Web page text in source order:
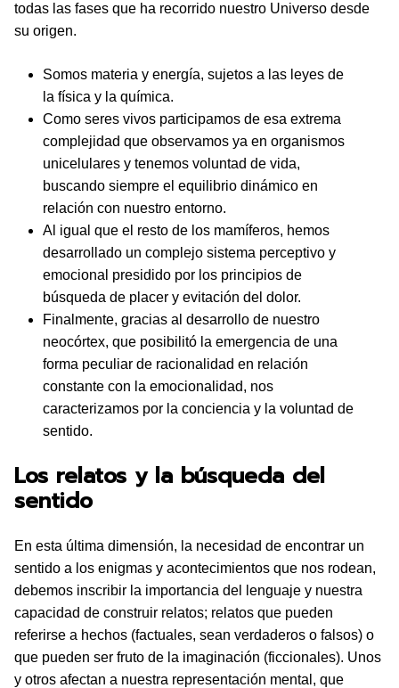
todas las fases que ha recorrido nuestro Universo desde
su origen.
Somos materia y energía, sujetos a las leyes de
la física y la química.
Como seres vivos participamos de esa extrema
complejidad que observamos ya en organismos
unicelulares y tenemos voluntad de vida,
buscando siempre el equilibrio dinámico en
relación con nuestro entorno.
Al igual que el resto de los mamíferos, hemos
desarrollado un complejo sistema perceptivo y
emocional presidido por los principios de
búsqueda de placer y evitación del dolor.
Finalmente, gracias al desarrollo de nuestro
neocórtex, que posibilitó la emergencia de una
forma peculiar de racionalidad en relación
constante con la emocionalidad, nos
caracterizamos por la conciencia y la voluntad de
sentido.
Los relatos y la búsqueda del
sentido
En esta última dimensión, la necesidad de encontrar un
sentido a los enigmas y acontecimientos que nos rodean,
debemos inscribir la importancia del lenguaje y nuestra
capacidad de construir relatos; relatos que pueden
referirse a hechos (factuales, sean verdaderos o falsos) o
que pueden ser fruto de la imaginación (ficcionales). Unos
y otros afectan a nuestra representación mental, que